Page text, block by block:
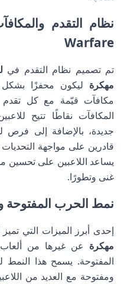
Warfare
تم تصميم نظام التقدم في
مهكرة ليكون محفزًا
مكافآت قيّمة مع كل تقدم
المكافآت نقاطًا تتيح
جديدة، بالإضافة إلى
قادرين على مواجهة التحديات
يساعد اللاعبين على تحسين
غنى وتطورًا.
نمط الحرب المفتوحة
إحدى أبرز الميزات التي تميز
مهكرة عن غيرها من
المفتوحة. يسمح هذا
ومفتوحة مع العديد من